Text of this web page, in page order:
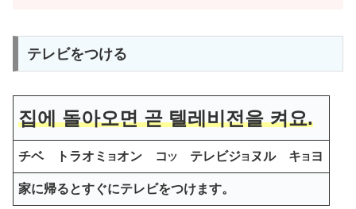
テレビをつける
집에 돌아오면 곧 텔레비전을 켜요.
チベ トラオミ ヨ オン コツ テレビジヨ ヌル キヨ ヨ
家に帰るとすぐにテレビをつけます。